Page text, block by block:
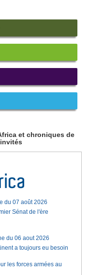
et chroniques de
du 07 août 2026
Sénat de l'ère
du 06 aout 2026
a toujours eu besoin
les forces armées au